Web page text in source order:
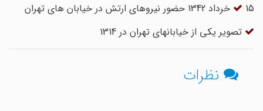
15 خرداد 1342 حضور نیروهای ارتش در خیابان های تهران
تصویر یکی از خیابانهای تهران در 1314
نظرات